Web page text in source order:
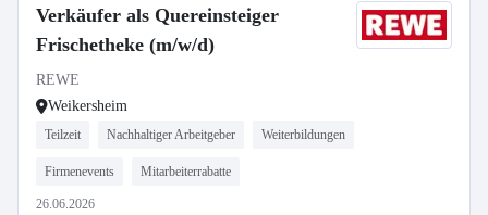
Verkäufer als Quereinsteiger
Frischetheke (m/w/d)
REWE
Weikersheim
Teilzeit Nachhaltiger Arbeitgeber Weiterbildungen
Firmenevents Mitarbeiterrabatte
26.06.2026